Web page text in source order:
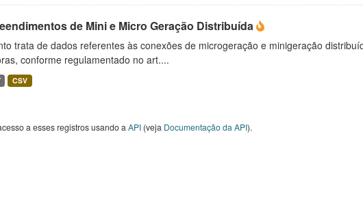
de Mini e Micro Geração Distribuída
trata de dados referentes às conexões de microgeração e minigeração
conforme regulamentado no art....
CSV
a esses registros usando a API(veja Documentação da API).